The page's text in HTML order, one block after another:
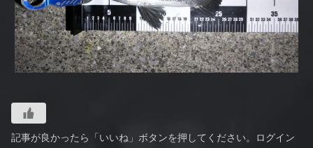
記事が良かったら「いいね」ボタンを押してください。ログイン